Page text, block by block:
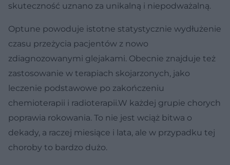
skuteczność uznano za unikalną i niepodważalną.
Optune powoduje istotne statystycznie wydłużenie
czasu przeżycia pacjentów z nowo
zdiagnozowanymi glejakami. Obecnie znajduje też
zastosowanie w terapiach skojarzonych, jako
leczenie podstawowe po zakończeniu
chemioterapii i radioterapii.W każdej grupie chorych
poprawia rokowania. To nie jest wciąż bitwa o
dekady, a raczej miesiące i lata, ale w przypadku tej
choroby to bardzo dużo.